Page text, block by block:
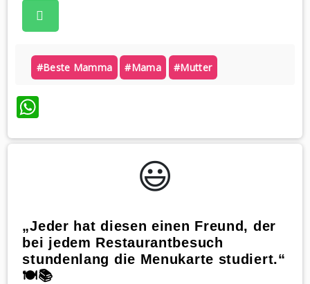
#beste Mamma #mama #mutter
WhatsApp
😃️
„Jeder hat diesen einen Freund, der
bei jedem Restaurantbesuch
stundenlang die Menukarte studiert.“
🍽️📚